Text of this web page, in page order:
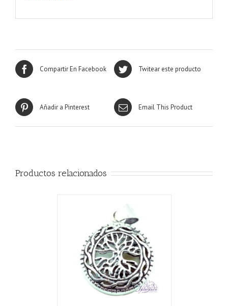
Compartir En Facebook Twitear este producto
Añadir a Pinterest Email This Product
Productos relacionados